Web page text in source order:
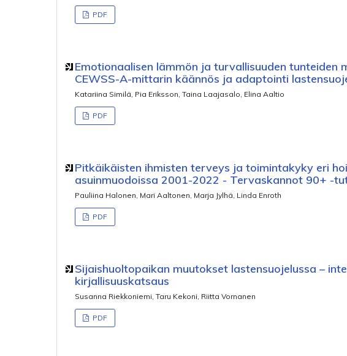
PDF
Emotionaalisen lämmön ja turvallisuuden tunteiden
CEWSS-A-mittarin käännös ja adaptointi
Katariina Similä, Pia Eriksson, Taina Laajasalo, Elina Aaltio
PDF
Pitkäikäisten ihmisten terveys ja toimintakyky eri
asuinmuodoissa 2001-2022 - Tervaskannot 90+ -
Pauliina Halonen, Mari Aaltonen, Marja Jylhä, Linda Enroth
PDF
Sijaishuoltopaikan muutokset lastensuojelussa –
kirjallisuuskatsaus
Susanna Riekkoniemi, Taru Kekoni, Riitta Vornanen
PDF